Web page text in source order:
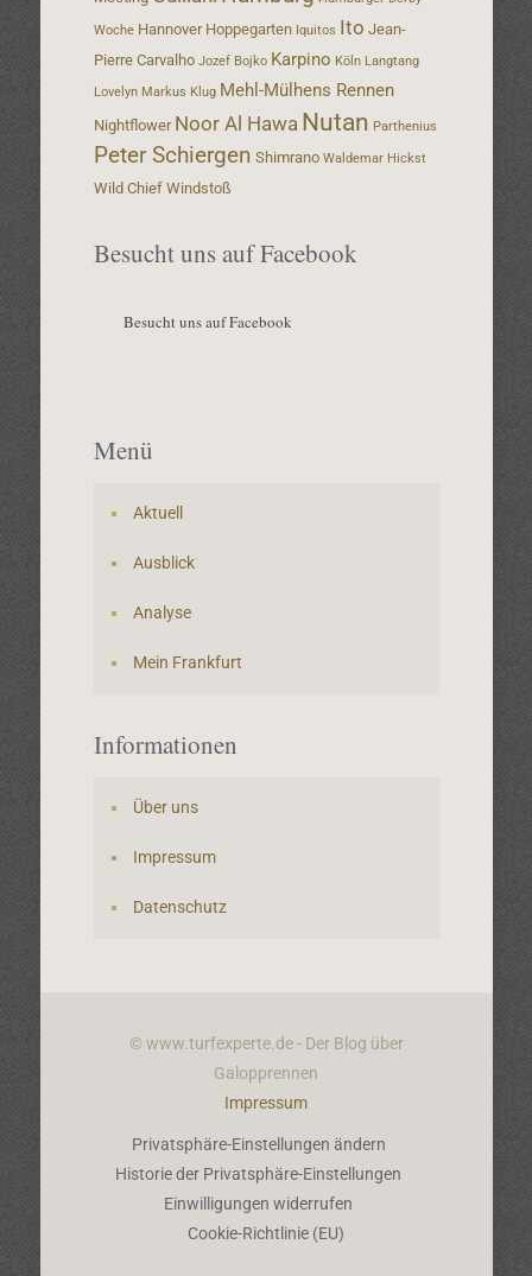
Woche Hannover Hoppegarten Iquitos Ito Jean-
Pierre Carvalho Jozef Bojko Karpino Köln Langtang
Lovelyn Markus Klug Mehl-Mülhens Rennen
Nightflower Noor Al Hawa Nutan Parthenius
Peter Schiergen Shimrano Waldemar Hickst
Wild Chief Windstoß
Besucht uns auf Facebook
Besucht uns auf Facebook
Menü
Aktuell
Ausblick
Analyse
Mein Frankfurt
Informationen
Über uns
Impressum
Datenschutz
© www.turfexperte.de - Der Blog über
Galopprennen
Impressum
Privatsphäre-Einstellungen ändern
Historie der Privatsphäre-Einstellungen
Einwilligungen widerrufen
Cookie-Richtlinie (EU)